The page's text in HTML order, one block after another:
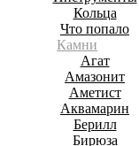
Кольца
Что попало
Камни
Агат
Амазонит
Аметист
Аквамарин
Берилл
Бирюза